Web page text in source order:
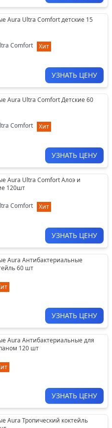
Aura Ultra Comfort детские 15
Comfort
Хит
УЗНАТЬ ЦЕНУ
Aura Ultra Comfort Детские 60
Comfort
Хит
УЗНАТЬ ЦЕНУ
Aura Ultra Comfort Aлоэ и
120шт
Comfort
Хит
УЗНАТЬ ЦЕНУ
Aura Антибактериальные
60 шт
УЗНАТЬ ЦЕНУ
Aura Антибактериальные для
120 шт
УЗНАТЬ ЦЕНУ
Aura Тропический коктейль